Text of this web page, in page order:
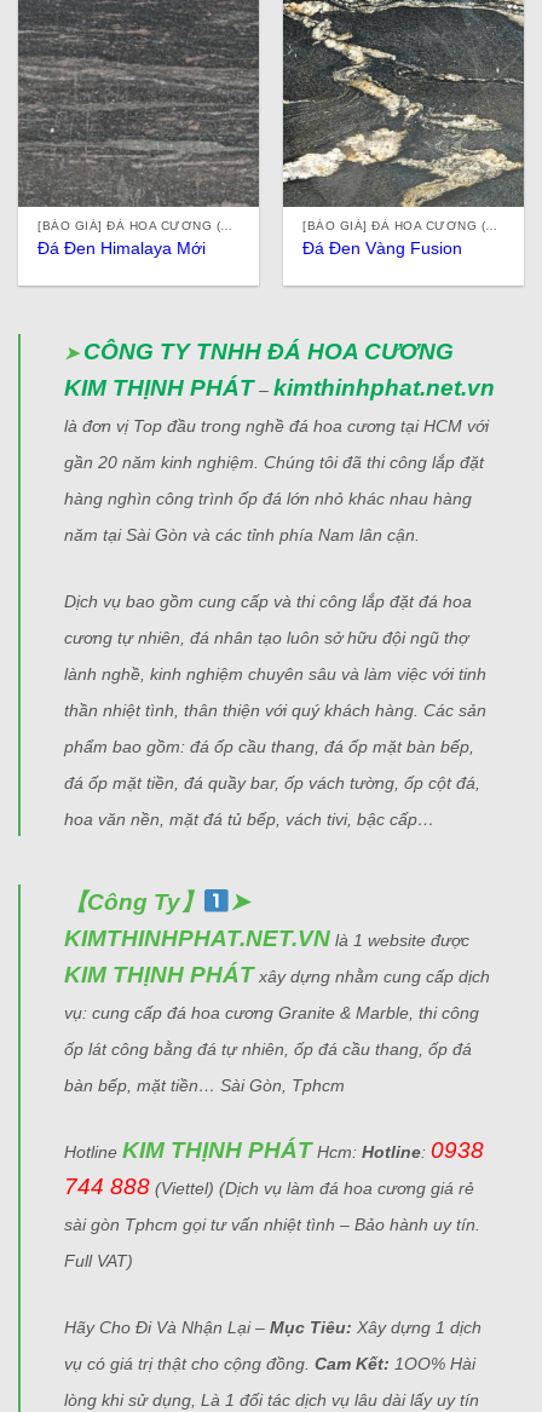
[BÁO GIÁ] ĐÁ HOA CƯƠNG (ĐÁ GRANITE) TỰ NHIÊN, NHÂN TẠO, ĐÁ ỐP LÁT Ở TPHCM
Đá Đen Himalaya Mới
[BÁO GIÁ] ĐÁ HOA CƯƠNG (ĐÁ GRANITE) TỰ NHIÊN, NHÂN TẠO, ĐÁ ỐP LÁT Ở TPHCM
Đá Đen Vàng Fusion
➤ CÔNG TY TNHH ĐÁ HOA CƯƠNG
KIM THỊNH PHÁT – kimthinhphat.net.vn
là đơn vị Top đầu trong nghề đá hoa cương tại HCM với
gần 20 năm kinh nghiệm. Chúng tôi đã thi công lắp đặt
hàng nghìn công trình ốp đá lớn nhỏ khác nhau hàng
năm tại Sài Gòn và các tỉnh phía Nam lân cận.
Dịch vụ bao gồm cung cấp và thi công lắp đặt đá hoa
cương tự nhiên, đá nhân tạo luôn sở hữu đội ngũ thợ
lành nghề, kinh nghiệm chuyên sâu và làm việc với tinh
thần nhiệt tình, thân thiện với quý khách hàng. Các sản
phẩm bao gồm: đá ốp cầu thang, đá ốp mặt bàn bếp,
đá ốp mặt tiền, đá quầy bar, ốp vách tường, ốp cột đá,
hoa văn nền, mặt đá tủ bếp, vách tivi, bậc cấp…
【Công Ty】
➤
KIMTHINHPHAT.NET.VN là 1 website được
KIM THỊNH PHÁTxây dựng nhằm cung cấp dịch
vụ: cung cấp đá hoa cương Granite & Marble, thi công
ốp lát công bằng đá tự nhiên, ốp đá cầu thang, ốp đá
bàn bếp, mặt tiền… Sài Gòn, Tphcm
Hotline KIM THỊNH PHÁT Hcm: Hotline: 0938
744 888 (Viettel) (Dịch vụ làm đá hoa cương giá rẻ
sài gòn Tphcm gọi tư vấn nhiệt tình – Bảo hành uy tín.
Full VAT)
Hãy Cho Đi Và Nhận Lại – Mục Tiêu: Xây dựng 1 dịch
vụ có giá trị thật cho cộng đồng. Cam Kết: 1OO% Hài
lòng khi sử dụng, Là 1 đối tác dịch vụ lâu dài lấy uy tín